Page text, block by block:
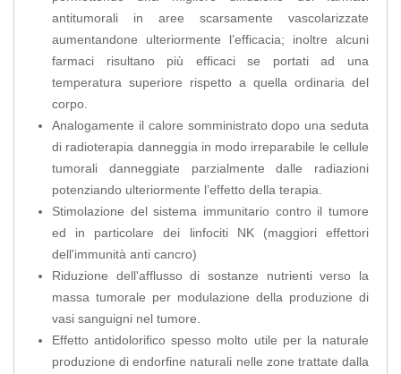
antitumorali in aree scarsamente vascolarizzate
aumentandone ulteriormente l’efficacia; inoltre alcuni
farmaci risultano più efficaci se portati ad una
temperatura superiore rispetto a quella ordinaria del
corpo.
Analogamente il calore somministrato dopo una seduta
di radioterapia danneggia in modo irreparabile le cellule
tumorali danneggiate parzialmente dalle radiazioni
potenziando ulteriormente l’effetto della terapia.
Stimolazione del sistema immunitario contro il tumore
ed in particolare dei linfociti NK (maggiori effettori
dell'immunità anti cancro)
Riduzione dell'afflusso di sostanze nutrienti verso la
massa tumorale per modulazione della produzione di
vasi sanguigni nel tumore.
Effetto antidolorifico spesso molto utile per la naturale
produzione di endorfine naturali nelle zone trattate dalla